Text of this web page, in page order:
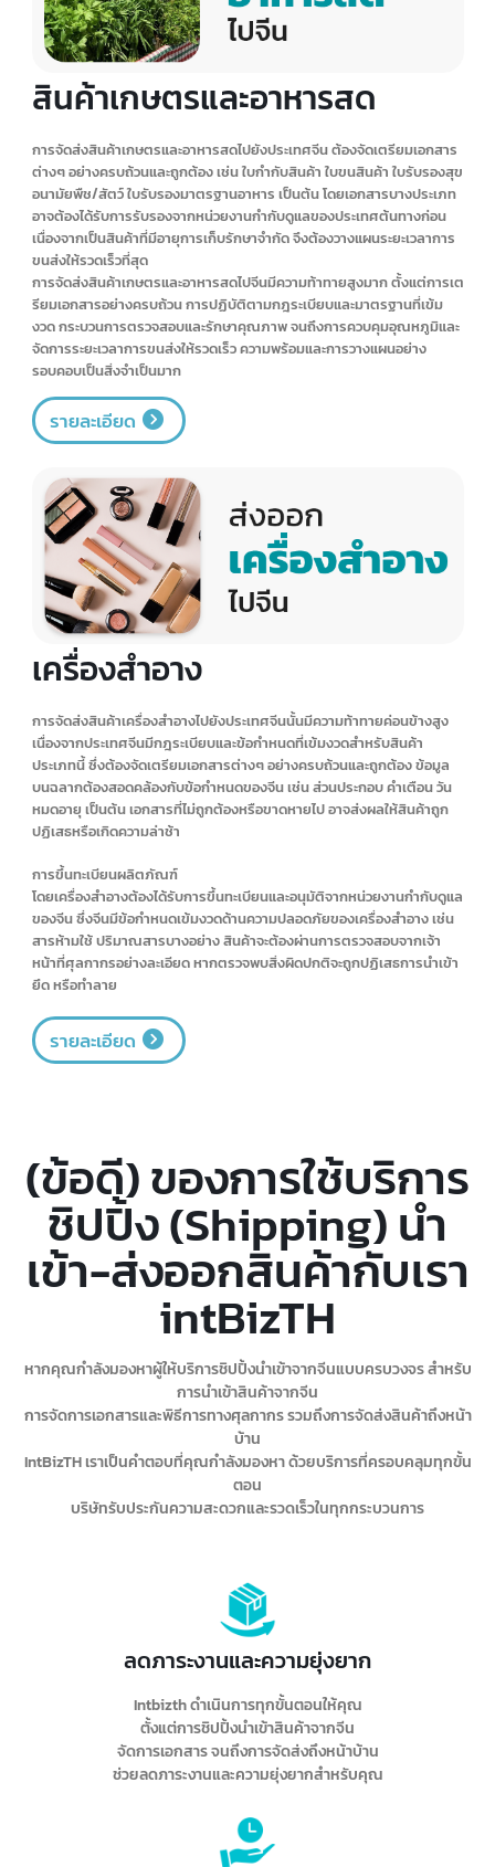
สินค้าทางการแพทย์และยา
การจัดส่งสินค้าทางการแพทย์และยาไปยังประเทศจีนนั้นมีความซับซ้อนสูง
มาก เนื่องจากสินค้าประเภทนี้มีข้อกำหนดและกฎระเบียบที่เข้มงวดเป็นพิเศษ
ต้องจัดเตรียมเอกสารต่างๆ อย่างครบถ้วน เช่น ใบอนุญาตนำเข้ายา ใบรับ
รองมาตรฐาน ใบขนสินค้า เป็นต้น และเอกสารต้องมีการรับรองจากหน่วย
งานที่เกี่ยวข้อง อีกทั้งประเทศจีนมีกฎระเบียบและมาตรฐานด้านยาและ
เวชภัณฑ์ที่เข้มงวดสูงมาก ผลิตภัณฑ์ต้องผ่านการขึ้นทะเบียนและได้รับ
อนุญาตจากหน่วยงานกำกับดูแลของจีน ซึ่งขั้นตอนการขอใบอนุญาตค่อน
การซึ่งหากไม่ผ่านการตรวจสอบอาจถูกยึด ส่งกลับ หรือทำลายได้
สินค้าเกษตรและอาหารสด
การจัดส่งสินค้าเกษตรและอาหารสดไปยังประเทศจีน ต้องจัดเตรียมเอกสาร
ต่างๆ อย่างครบถ้วนและถูกต้อง เช่น ใบกำกับสินค้า ใบขนสินค้า ใบรับรองสุข
อนามัยพืช/สัตว์ ใบรับรองมาตรฐานอาหาร เป็นต้น โดยเอกสารบางประเภท
เนื่องจากเป็นสินค้าที่มีอายุการเก็บรักษาจำกัด จึงต้องวางแผนระยะเวลาการ
ขนส่งให้รวดเร็วที่สุด
การจัดส่งสินค้าเกษตรและอาหารสดไปจีนมีความท้าทายสูงมาก ตั้งแต่การเต
รียมเอกสารอย่างครบถ้วน การปฏิบัติตามกฎระเบียบและมาตรฐานที่เข้ม
งวด กระบวนการตรวจสอบและรักษาคุณภาพ จนถึงการควบคุมอุณหภูมิและ
จัดการระยะเวลาการขนส่งให้รวดเร็ว ความพร้อมและการวางแผนอย่าง
รอบคอบเป็นสิ่งจำเป็นมาก
รายละเอียด
เครื่องสำอาง
การจัดส่งสินค้าเครื่องสำอางไปยังประเทศจีนนั้นมีความท้าทายค่อนข้างสูง
เนื่องจากประเทศจีนมีกฎระเบียบและข้อกำหนดที่เข้มงวดสำหรับสินค้า
ประเภทนี้ ซึ่งต้องจัดเตรียมเอกสารต่างๆ อย่างครบถ้วนและถูกต้อง ข้อมูล
บนฉลากต้องสอดคล้องกับข้อกำหนดของจีน เช่น ส่วนประกอบ คำเตือน วัน
หมดอายุ เป็นต้น เอกสารที่ไม่ถูกต้องหรือขาดหายไป อาจส่งผลให้สินค้าถูก
ปฏิเสธหรือเกิดความล่าช้า
ของจีน ซึ่งจีนมีข้อกำหนดเข้มงวดด้านความปลอดภัยของเครื่องสำอาง เช่น
สารห้ามใช้ ปริมาณสารบางอย่าง สินค้าจะต้องผ่านการตรวจสอบจากเจ้า
หน้าที่ศุลกากรอย่างละเอียด หากตรวจพบสิ่งผิดปกติจะถูกปฏิเสธการนำเข้า
รายละเอียด
(ข้อดี) ของการใช้บริการ
ชิปปิ้ง (Shipping) นำ
เข้า-ส่งออกสินค้ากับเรา
intBizTH
หากคุณกำลังมองหาผู้ให้บริการชิปปิ้งนำเข้าจากจีนแบบครบวงจร สำหรับ
การนำเข้าสินค้าจากจีน
การจัดการเอกสารและพิธีการทางศุลกากร รวมถึงการจัดส่งสินค้าถึงหน้า
บ้าน
IntBizTH เราเป็นคำตอบที่คุณกำลังมองหา ด้วยบริการที่ครอบคลุมทุกขั้น
ตอน
บริษัทรับประกันความสะดวกและรวดเร็วในทุกกระบวนการ
ลดภาระงานและความยุ่งยาก
Intbizth ดำเนินการทุกขั้นตอนให้คุณ
ตั้งแต่การชิปปิ้งนำเข้าสินค้าจากจีน
จัดการเอกสาร จนถึงการจัดส่งถึงหน้าบ้าน
ช่วยลดภาระงานและความยุ่งยากสำหรับคุณ